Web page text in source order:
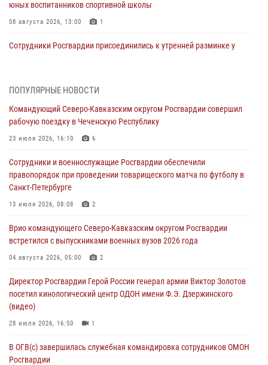
юных воспитанников спортивной школы
08 августа 2026, 13:00 1
Сотрудники Росгвардии присоединились к утренней разминке у
в честь юбилея ведомства
08 августа 2026, 09:03
медицины с учетом опыта СВО
08 августа 2026, 09:00 2
Военнослужащие Софринской бригады Росгвардии встретились с
дорогой к Победе в СВО» (видео)
08 августа 2026, 07:00
настольному теннису ко Дню физкультурника
ПОПУЛЯРНЫЕ НОВОСТИ
Командующий Северо-Кавказским округом Росгвардии совершил
рабочую поездку в Чеченскую Республику
23 июля 2026, 16:10 6
Сотрудники и военнослужащие Росгвардии обеспечили
правопорядок при проведении товарищеского матча по футболу в
Санкт-Петербурге
13 июля 2026, 08:08 2
Врио командующего Северо-Кавказским округом Росгвардии
встретился с выпускниками военных вузов 2026 года
04 августа 2026, 05:00 2
Директор Росгвардии Герой России генерал армии Виктор Золотов
посетил кинологический центр ОДОН имени Ф.Э. Дзержинского
(видео)
28 июля 2026, 16:50 1
В ОГВ(с) завершилась служебная командировка сотрудников ОМОН
Росгвардии